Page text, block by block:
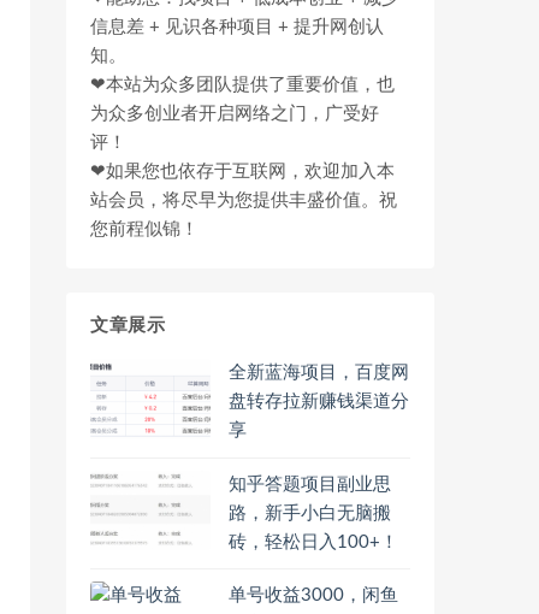
信息差 + 见识各种项目 + 提升网创认
知。
❤本站为众多团队提供了重要价值，也
为众多创业者开启网络之门，广受好
评！
❤如果您也依存于互联网，欢迎加入本
站会员，将尽早为您提供丰盛价值。祝
您前程似锦！
文章展示
全新蓝海项目，百度网
盘转存拉新赚钱渠道分
享
知乎答题项目副业思
路，新手小白无脑搬
砖，轻松日入100+！
单号收益3000，闲鱼